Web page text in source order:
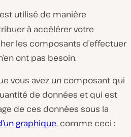
est utilisé de manière
à accélérer votre
les composants d’effectuer
ont pas besoin.
vous avez un composant qui
de données et qui est
de ces données sous la
graphique, comme ceci :